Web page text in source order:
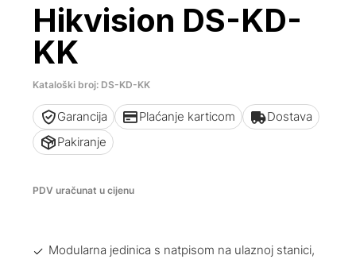
Hikvision DS-KD-
KK
Kataloški broj: DS-KD-KK
Garancija Plaćanje karticom
Dostava
Pakiranje
PDV uračunat u cijenu
Modularna jedinica s natpisom na ulaznoj stanici,